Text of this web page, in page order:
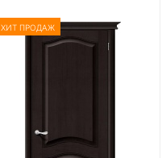
ХИТ ПРОДАЖ